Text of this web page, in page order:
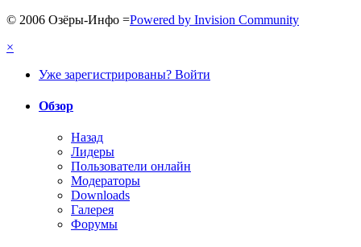
© 2006 Озёры-Инфо =Powered by Invision Community
×
Уже зарегистрированы? Войти
Обзор
Назад
Лидеры
Пользователи онлайн
Модераторы
Downloads
Галерея
Форумы